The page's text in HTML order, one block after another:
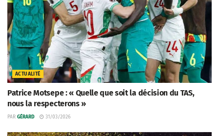
ACTUALITÉ
Patrice Motsepe : « Quelle que soit la décision du TAS,
nous la respecterons »
PAR GÉRARD 31/03/2026